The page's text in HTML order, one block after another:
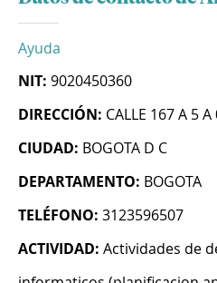
Ayuda
NIT: 9020450360
DIRECCIÓN: CALLE 167 A 5
CIUDAD: BOGOTA D C
DEPARTAMENTO: BOGOTA
TELÉFONO: 3123596507
ACTIVIDAD: Actividades de